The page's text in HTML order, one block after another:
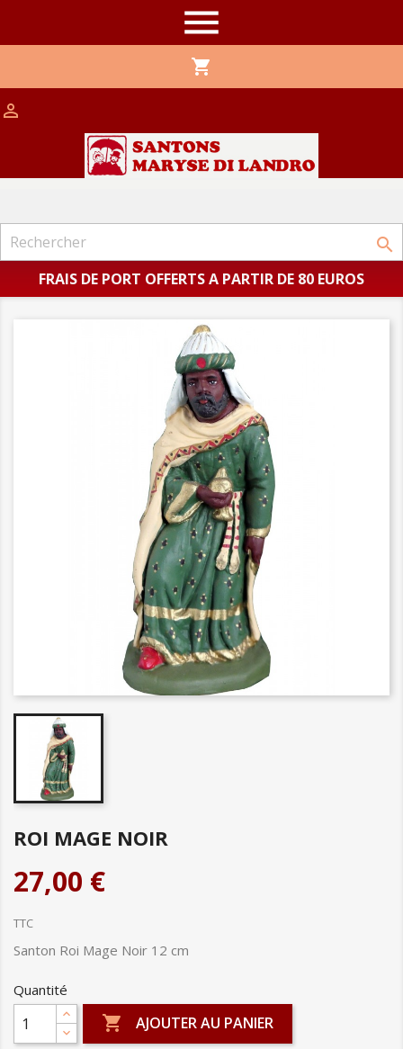

shopping_cart


FRAIS DE PORT OFFERTS A PARTIR DE 80 EUROS
ROI MAGE NOIR
27,00 €
TTC
Santon Roi Mage Noir 12 cm
Quantité
 AJOUTER AU PANIER